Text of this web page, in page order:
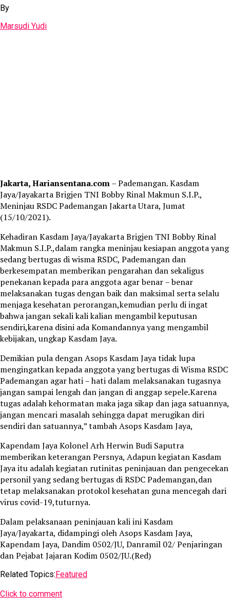
By
Marsudi Yudi
Jakarta, Hariansentana.com– Pademangan. Kasdam
Jaya/Jayakarta Brigjen TNI Bobby Rinal Makmun S.I.P.,
Meninjau RSDC Pademangan Jakarta Utara, Jumat
(15/10/2021).
Kehadiran Kasdam Jaya/Jayakarta Brigjen TNI Bobby Rinal
Makmun S.I.P.,dalam rangka meninjau kesiapan anggota yang
sedang bertugas di wisma RSDC, Pademangan dan
berkesempatan memberikan pengarahan dan sekaligus
penekanan kepada para anggota agar benar – benar
melaksanakan tugas dengan baik dan maksimal serta selalu
menjaga kesehatan perorangan,kemudian perlu di ingat
bahwa jangan sekali kali kalian mengambil keputusan
sendiri,karena disini ada Komandannya yang mengambil
kebijakan, ungkap Kasdam Jaya.
Demikian pula dengan Asops Kasdam Jaya tidak lupa
mengingatkan kepada anggota yang bertugas di Wisma RSDC
Pademangan agar hati – hati dalam melaksanakan tugasnya
jangan sampai lengah dan jangan di anggap sepele.Karena
tugas adalah kehormatan maka jaga sikap dan jaga satuannya,
jangan mencari masalah sehingga dapat merugikan diri
sendiri dan satuannya,” tambah Asops Kasdam Jaya,
Kapendam Jaya Kolonel Arh Herwin Budi Saputra
memberikan keterangan Persnya, Adapun kegiatan Kasdam
Jaya itu adalah kegiatan rutinitas peninjauan dan pengecekan
personil yang sedang bertugas di RSDC Pademangan,dan
tetap melaksanakan protokol kesehatan guna mencegah dari
virus covid-19,tuturnya.
Dalam pelaksanaan peninjauan kali ini Kasdam
Jaya/Jayakarta, didampingi oleh Asops Kasdam Jaya,
Kapendam Jaya, Dandim 0502/JU, Danramil 02/ Penjaringan
dan Pejabat Jajaran Kodim 0502/JU.(Red)
Related Topics:Featured
Click to comment